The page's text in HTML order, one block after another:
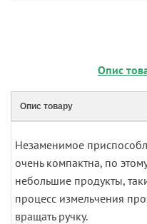
Опис
Опис товару
Незаменимое
очень компактна, по
небольшие продукты,
процесс измельчения
вращать ручку.